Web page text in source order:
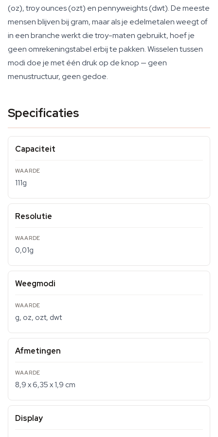
(oz), troy ounces (ozt) en pennyweights (dwt). De meeste
mensen blijven bij gram, maar als je edelmetalen weegt of
in een branche werkt die troy-maten gebruikt, hoef je
geen omrekeningstabel erbij te pakken. Wisselen tussen
modi doe je met één druk op de knop — geen
menustructuur, geen gedoe.
Specificaties
Capaciteit
111g
Resolutie
0,01g
Weegmodi
g, oz, ozt, dwt
Afmetingen
8,9 x 6,35 x 1,9 cm
Display